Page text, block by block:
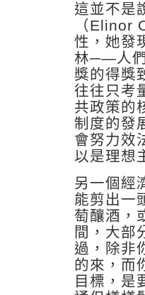
這並不是
（Elinor
性，她發
林─—人們
獎的得獎
往往只考
共政策的
制度的發
會努力效
以是理想
另一個經
能剪出一
萄釀酒，
間，大部
過，除非
的來，而
目標，是